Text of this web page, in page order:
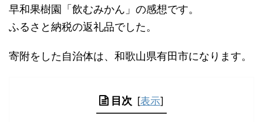
早和果樹園「飲むみかん」の感想です。
ふるさと納税の返礼品でした。
寄附をした自治体は、和歌山県有田市になります。
目次 [表示]